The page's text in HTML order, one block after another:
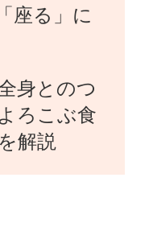
座る」に
身とのつ
ろこぶ食
解説